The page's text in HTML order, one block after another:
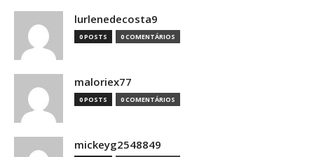
lurlenedecosta9
0 POSTS 0 COMENTÁRIOS
maloriex77
0 POSTS 0 COMENTÁRIOS
mickeyg2548849